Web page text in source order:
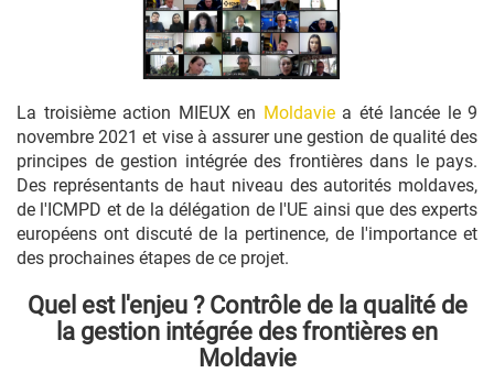
La troisième action MIEUX en Moldaviea été lancée le 9
novembre 2021 et vise à assurer une gestion de qualité des
principes de gestion intégrée des frontières dans le pays.
Des représentants de haut niveau des autorités moldaves,
de l'ICMPD et de la délégation de l'UE ainsi que des experts
européens ont discuté de la pertinence, de l'importance et
des prochaines étapes de ce projet.
Quel est l'enjeu ? Contrôle de la qualité de
la gestion intégrée des frontières en
Moldavie